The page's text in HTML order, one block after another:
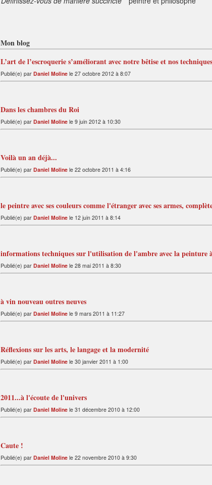
Mon blog
L’art de l’escroquerie s’améliorant avec notre bêtise et nos
Publié(e) par Daniel Moline le 27 octobre 2012 à 8:07
Dans les chambres du Roi
Publié(e) par Daniel Moline le 9 juin 2012 à 10:30
Voilà un an déjà...
Publié(e) par Daniel Moline le 22 octobre 2011 à 4:16
le peintre avec ses couleurs comme l'étranger avec ses armes,
Publié(e) par Daniel Moline le 12 juin 2011 à 8:14
informations techniques sur l'utilisation de l'ambre avec la peinture
Publié(e) par Daniel Moline le 28 mai 2011 à 8:30
à vin nouveau outres neuves
Publié(e) par Daniel Moline le 9 mars 2011 à 11:27
Réflexions sur les arts, le langage et la modernité
Publié(e) par Daniel Moline le 30 janvier 2011 à 1:00
2011...à l'écoute de l'univers
Publié(e) par Daniel Moline le 31 décembre 2010 à 12:00
Caute !
Publié(e) par Daniel Moline le 22 novembre 2010 à 9:30